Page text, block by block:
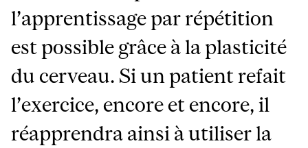
l’apprentissage par répétition
est possible grâce à la plasticité
du cerveau. Si un patient refait
l’exercice, encore et encore, il
réapprendra ainsi à utiliser la